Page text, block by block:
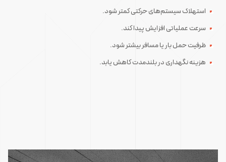
استهلاک سیستم‌های حرکتی کمتر شود.
سرعت عملیاتی افزایش پیدا کند.
ظرفیت حمل بار یا مسافر بیشتر شود.
هزینه نگهداری در بلندمدت کاهش یابد.